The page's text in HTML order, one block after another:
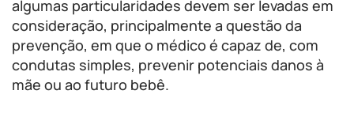
algumas particularidades devem ser levadas em
consideração, principalmente a questão da
prevenção, em que o médico é capaz de, com
condutas simples, prevenir potenciais danos à
mãe ou ao futuro bebê.